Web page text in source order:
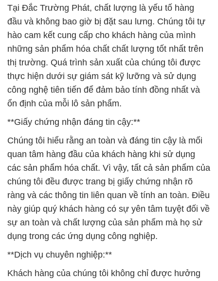
Tại Đắc Trường Phát, chất lượng là yếu tố hàng
đầu và không bao giờ bị đặt sau lưng. Chúng tôi tự
hào cam kết cung cấp cho khách hàng của mình
những sản phẩm hóa chất chất lượng tốt nhất trên
thị trường. Quá trình sản xuất của chúng tôi được
thực hiện dưới sự giám sát kỹ lưỡng và sử dụng
công nghệ tiên tiến để đảm bảo tính đồng nhất và
ổn định của mỗi lô sản phẩm.
**Giấy chứng nhận đáng tin cậy:**
Chúng tôi hiểu rằng an toàn và đáng tin cậy là mối
quan tâm hàng đầu của khách hàng khi sử dụng
các sản phẩm hóa chất. Vì vậy, tất cả sản phẩm của
chúng tôi đều được trang bị giấy chứng nhận rõ
ràng và các thông tin liên quan về tính an toàn. Điều
này giúp quý khách hàng có sự yên tâm tuyệt đối về
sự an toàn và chất lượng của sản phẩm mà họ sử
dụng trong các ứng dụng công nghiệp.
**Dịch vụ chuyên nghiệp:**
Khách hàng của chúng tôi không chỉ được hưởng